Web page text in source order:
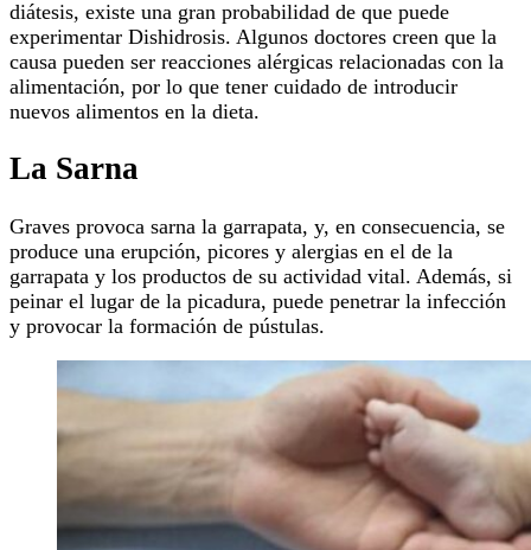
diátesis, existe una gran probabilidad de que puede
experimentar Dishidrosis. Algunos doctores creen que la
causa pueden ser reacciones alérgicas relacionadas con la
alimentación, por lo que tener cuidado de introducir
nuevos alimentos en la dieta.
La Sarna
Graves provoca sarna la garrapata, y, en consecuencia, se
produce una erupción, picores y alergias en el de la
garrapata y los productos de su actividad vital. Además, si
peinar el lugar de la picadura, puede penetrar la infección
y provocar la formación de pústulas.